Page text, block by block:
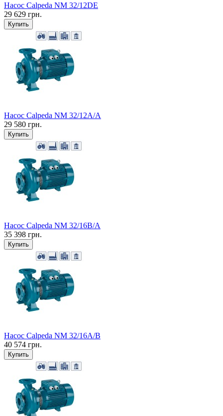
Насос Calpeda NM 32/12DE
29 629 грн.
Купить
Насос Calpeda NM 32/12A/А
29 580 грн.
Купить
Насос Calpeda NM 32/16B/А
35 398 грн.
Купить
Насос Calpeda NM 32/16A/B
40 574 грн.
Купить